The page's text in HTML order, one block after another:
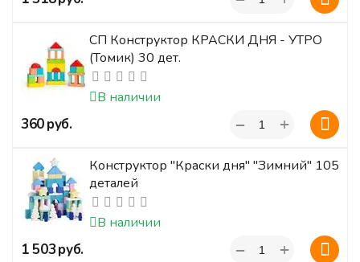
СП Конструктор КРАСКИ ДНЯ - УТРО
(Томик) 30 дет.
В наличии
‍360‍руб. +
−
Конструктор "Краски дня" "Зимний" 105
деталей
В наличии
‍1 503‍руб. +
−